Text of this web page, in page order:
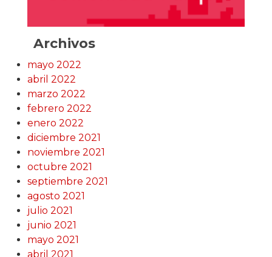
Archivos
mayo 2022
abril 2022
marzo 2022
febrero 2022
enero 2022
diciembre 2021
noviembre 2021
octubre 2021
septiembre 2021
agosto 2021
julio 2021
junio 2021
mayo 2021
abril 2021